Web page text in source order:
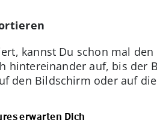
kannst Du schon mal
hintereinander auf, bis der
den Bildschirm oder auf
erwarten Dich